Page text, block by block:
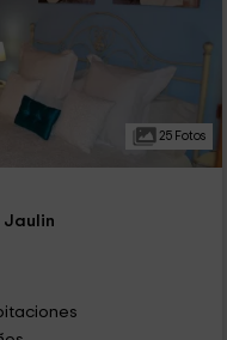
25 Fotos
Jaulin